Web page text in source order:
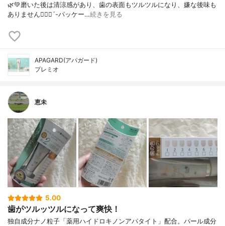
🌿💚磨いた後は清涼感があり、歯の表面もツルツルになり、嫌な後味も
ありません🙋🏻‍♀️´-パッケー…続きを見る
APAGARD(アパガード)
プレミオ
恵未
5.00
歯がツルッツルになって爽快！
独自成分ナノ粒子「薬用ハイドロキノンアパタイト」配合。パール成分